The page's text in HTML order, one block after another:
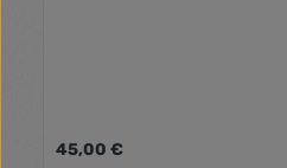
Regulärer Preis:
45,00 €